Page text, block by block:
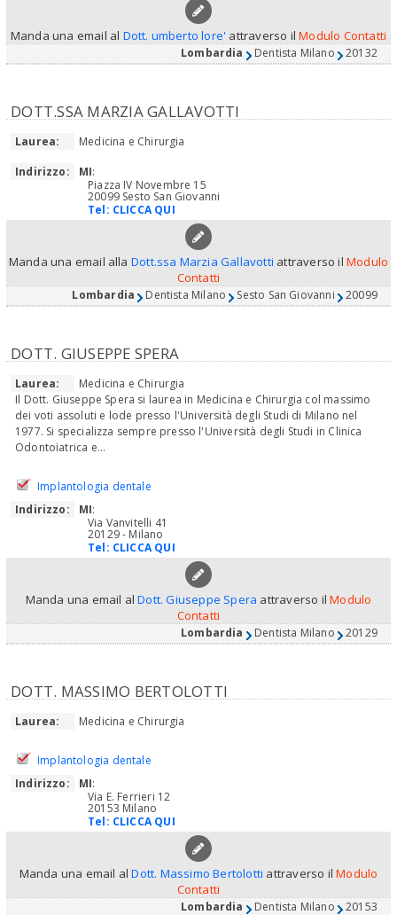
Manda una email al Dott. umberto lore' attraverso ilModulo Contatti
Lombardia Dentista Milano 20132
DOTT.SSA MARZIA GALLAVOTTI
Laurea:
Medicina e Chirurgia
Indirizzo:
MI:
Piazza IV Novembre 15
20099 Sesto San Giovanni
Tel: CLICCA QUI
Manda una email alla Dott.ssa Marzia Gallavotti attraverso ilModulo
Contatti
Lombardia Dentista Milano Sesto San Giovanni 20099
DOTT. GIUSEPPE SPERA
Laurea:
Medicina e Chirurgia
Il Dott. Giuseppe Spera si laurea in Medicina e Chirurgia col massimo
dei voti assoluti e lode presso l'Università degli Studi di Milano nel
1977. Si specializza sempre presso l'Università degli Studi in Clinica
Odontoiatrica e...
Implantologia dentale
Indirizzo:
MI:
Via Vanvitelli 41
20129 - Milano
Tel: CLICCA QUI
Manda una email alDott. Giuseppe Spera attraverso ilModulo
Contatti
Lombardia Dentista Milano 20129
DOTT. MASSIMO BERTOLOTTI
Laurea: Medicina e Chirurgia
Implantologia dentale
Indirizzo:
MI:
Via E. Ferrieri 12
20153 Milano
Tel: CLICCA QUI
Manda una email alDott. Massimo Bertolotti attraverso ilModulo
Contatti
Lombardia Dentista Milano 20153